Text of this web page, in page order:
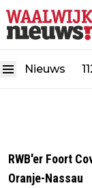
Nieuws
RWB'er Foort
Oranje-Nassau